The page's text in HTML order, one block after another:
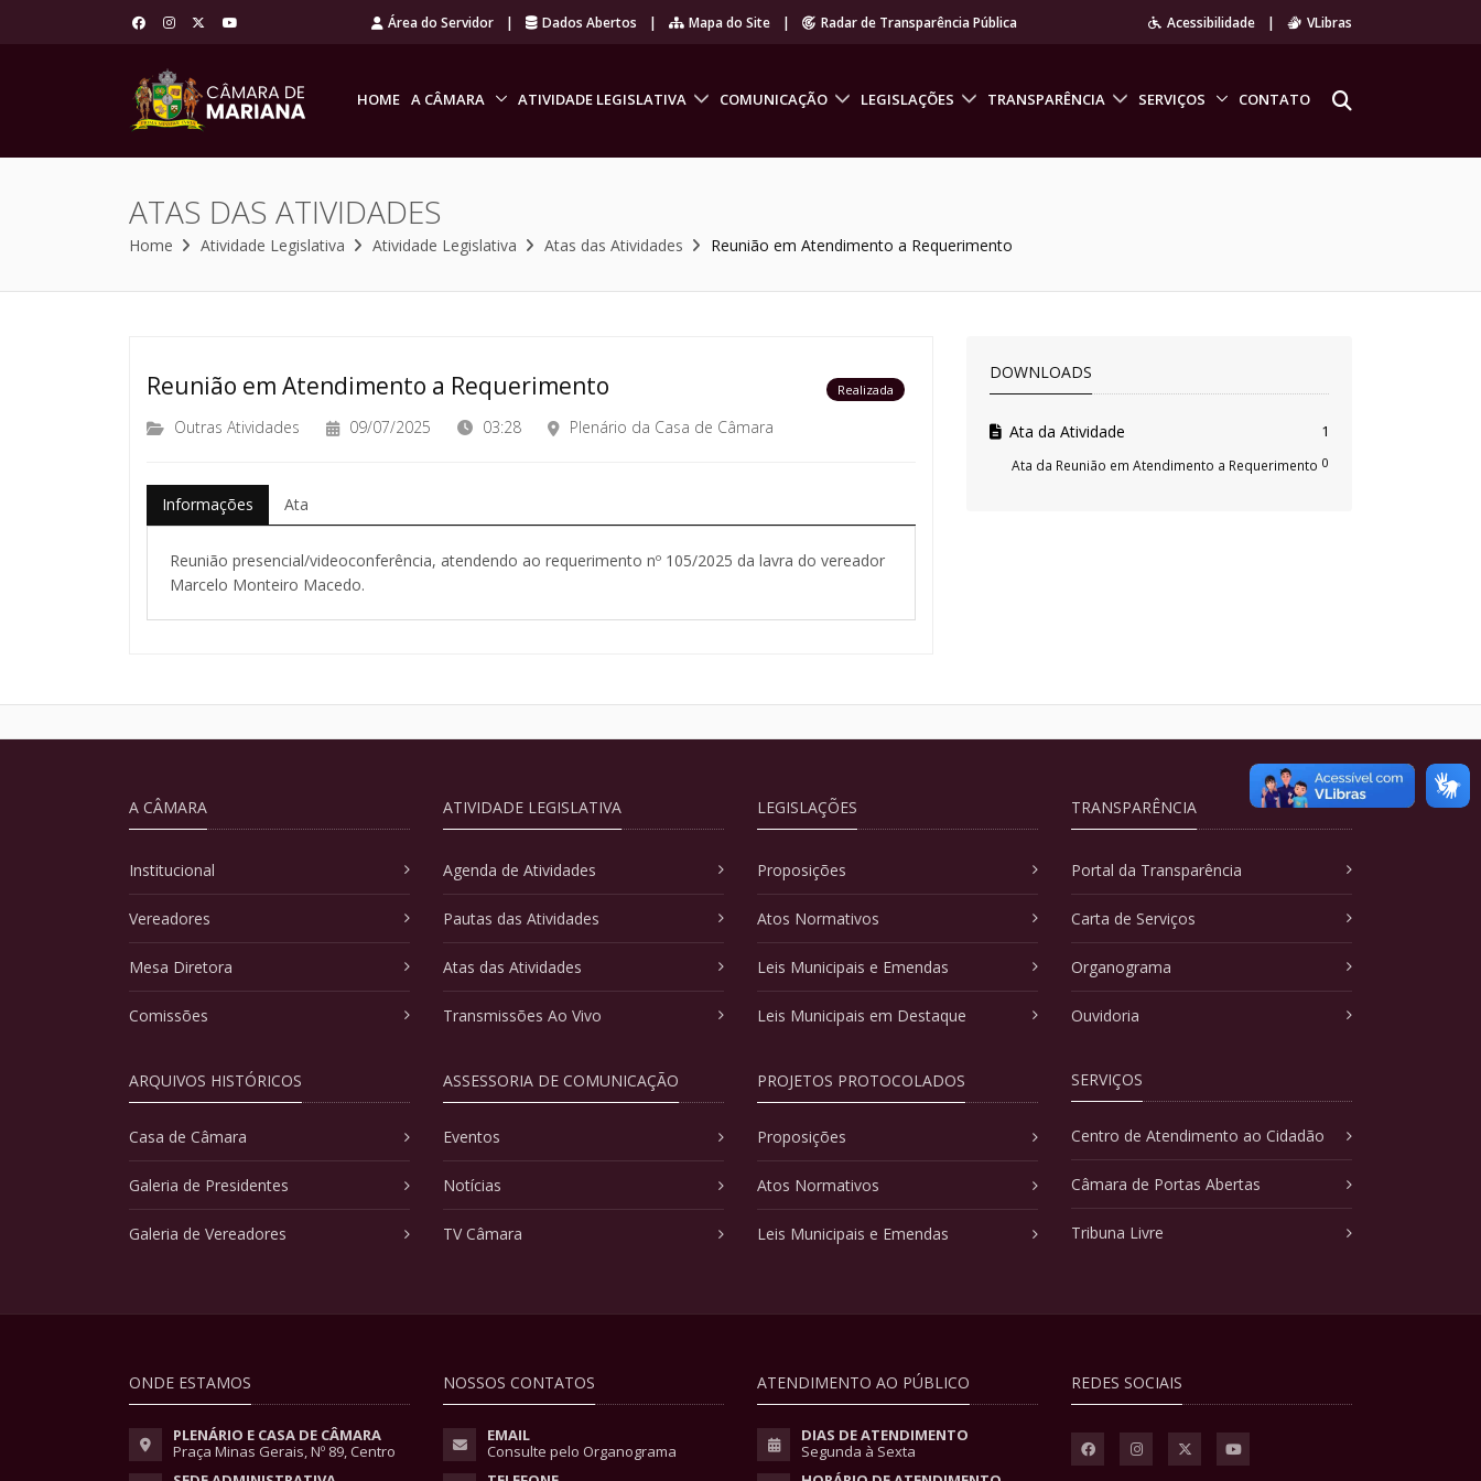
Área do Servidor | Dados Abertos | Mapa do Site | Radar de Transparência Pública Acessibilidade | VLibras
HOME A CÂMARA ATIVIDADE LEGISLATIVA COMUNICAÇÃO LEGISLAÇÕES TRANSPARÊNCIA SERVIÇOS CONTATO
ATAS DAS ATIVIDADES
Home Atividade Legislativa Atividade Legislativa Atas das Atividades Reunião em Atendimento a Requerimento
Reunião em Atendimento a Requerimento Realizada
Outras Atividades 09/07/2025 03:28 Plenário da Casa de Câmara
Informações Ata
Reunião presencial/videoconferência, atendendo ao requerimento nº 105/2025 da lavra do vereador
Marcelo Monteiro Macedo.
DOWNLOADS
Ata da Atividade 1
Ata da Reunião em Atendimento a Requerimento 0
A CÂMARA
Institucional
Vereadores
Mesa Diretora
Comissões
ARQUIVOS HISTÓRICOS
Casa de Câmara
Galeria de Presidentes
Galeria de Vereadores
ATIVIDADE LEGISLATIVA
Agenda de Atividades
Pautas das Atividades
Atas das Atividades
Transmissões Ao Vivo
ASSESSORIA DE COMUNICAÇÃO
Eventos
Notícias
TV Câmara
LEGISLAÇÕES
Proposições
Atos Normativos
Leis Municipais e Emendas
Leis Municipais em Destaque
PROJETOS PROTOCOLADOS
Proposições
Atos Normativos
Leis Municipais e Emendas
TRANSPARÊNCIA
Portal da Transparência
Carta de Serviços
Organograma
Ouvidoria
SERVIÇOS
Centro de Atendimento ao Cidadão
Câmara de Portas Abertas
Tribuna Livre
ONDE ESTAMOS
PLENÁRIO E CASA DE CÂMARA
Praça Minas Gerais, Nº 89, Centro
NOSSOS CONTATOS
EMAIL
Consulte pelo Organograma
ATENDIMENTO AO PÚBLICO
DIAS DE ATENDIMENTO
Segunda à Sexta
REDES SOCIAIS